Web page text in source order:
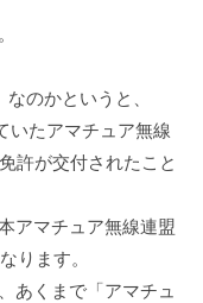
のかというと、
いたアマチュア無線
許が交付されたこと
アマチュア無線連盟
ります。
あくまで「アマチュ